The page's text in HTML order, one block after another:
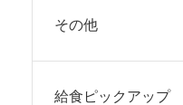
その他
給食ピックアップ